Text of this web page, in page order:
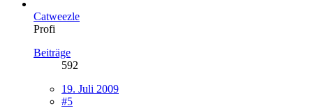
Catweezle
Profi
Beiträge
592
19. Juli 2009
#5